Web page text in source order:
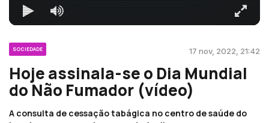
SOCIEDADE 17 nov, 2022, 21:42
Hoje assinala-se o Dia Mundial
do Não Fumador (vídeo)
A consulta de cessação tabágica no centro de saúde do